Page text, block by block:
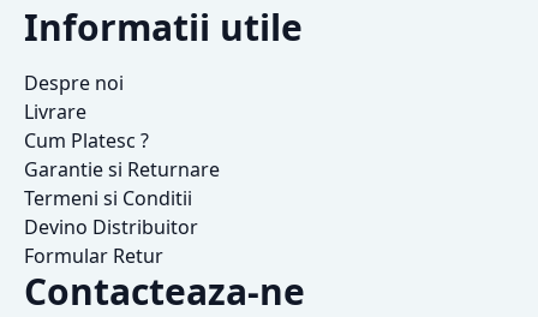
Informatii utile
Despre noi
Livrare
Cum Platesc ?
Garantie si Returnare
Termeni si Conditii
Devino Distribuitor
Formular Retur
Contacteaza-ne